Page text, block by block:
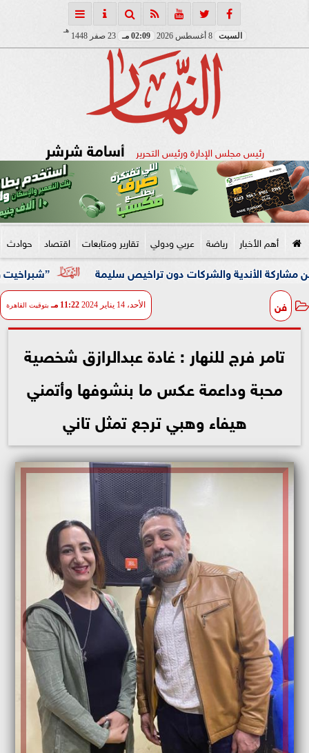
السبت 8 أغسطس 2026 02:09 مـ 23 صفر 1448
هـ
رئيس مجلس الإدارة ورئيس التحرير أسامة شرشر
أهم الأخبار رياضة عربي ودولي تقارير ومتابعات اقتصاد حوادث
”شبراخيت وبدر” ضمن أفضل 10 وحدات محلية على مستوى الجمهورية بالدورة الخامسة لجائزة والشركات دون تراخيص سليمة
فن الأحد، 14 يناير 2024 11:22 مـ بتوقيت القاهرة
تامر فرج للنهار : غادة عبدالرازق شخصية
محبة وداعمة عكس ما بنشوفها وأتمني
هيفاء وهبي ترجع تمثل تاني